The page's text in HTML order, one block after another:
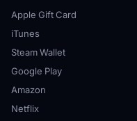
Apple Gift Card
iTunes
Steam Wallet
Google Play
Amazon
Netflix